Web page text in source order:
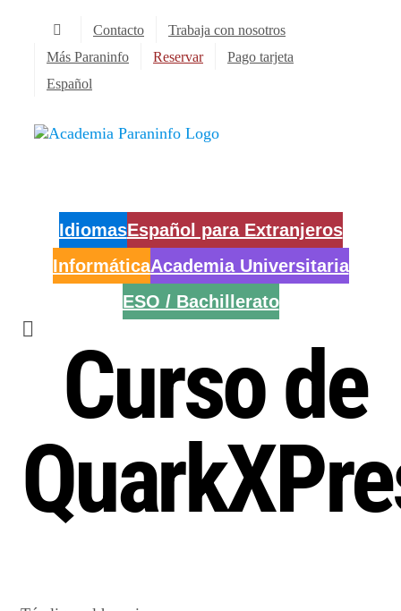
contenido
Contacto
Trabaja con nosotros
Más Paraninfo
Reservar
Pago tarjeta
Español
IdiomasEspañol para Extranjeros
InformáticaAcademia Universitaria
ESO / Bachillerato
Curso de